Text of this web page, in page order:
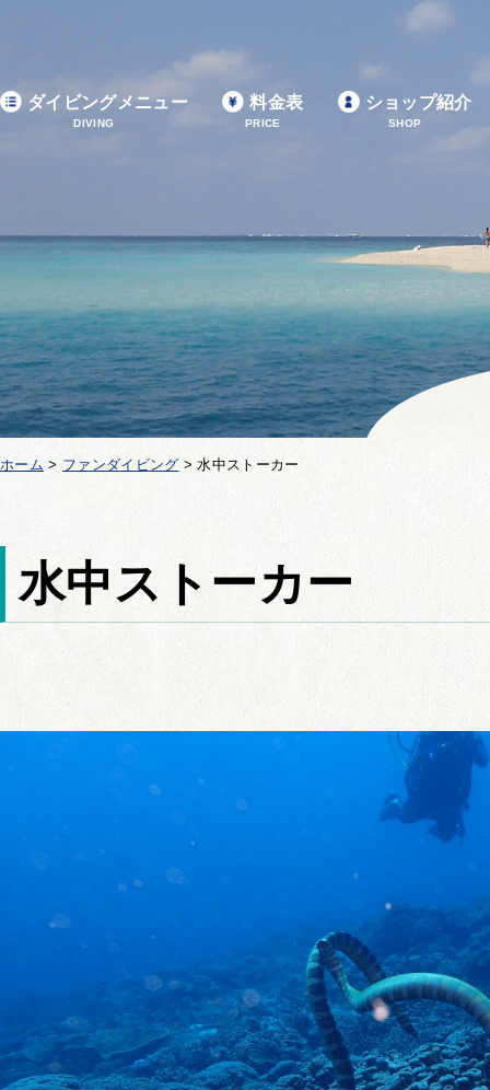
ダイビングメニュー
DIVING
料金表
PRICE
ショップ紹介
SHOP
ホーム > ファンダイビング >水中ストーカー
水中ストーカー